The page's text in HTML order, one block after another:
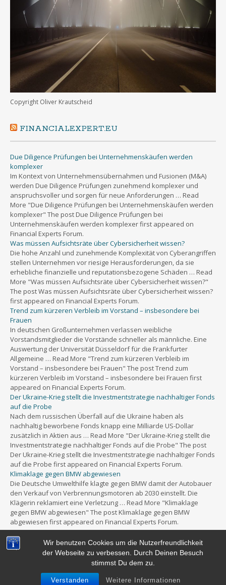
Wir benutzen Cookies um die Nutzerfreundlichkeit
der Webseite zu verbessen. Durch Deinen Besuch
stimmst Du dem zu.
Verstanden Weitere Informationen
Copyright Oliver Krautscheid
FINANCIALEXPERT.EU
Due Diligence Prüfungen bei Unternehmenskäufen werden
komplexer
Im Kontext von Unternehmensübernahmen und Fusionen (M&A)
werden Due Diligence Prüfungen zunehmend komplexer und
anspruchsvoller und sorgen für neue Anforderungen … Read
More "Due Diligence Prüfungen bei Unternehmenskäufen werden
komplexer" The post Due Diligence Prüfungen bei
Unternehmenskäufen werden komplexer first appeared on
Financial Experts Forum.
Was müssen Aufsichtsräte über Cybersicherheit wissen?
Die hohe Anzahl und zunehmende Komplexität von Cyberangriffen
stellen Unternehmen vor riesige Herausforderungen, da sie
erhebliche finanzielle und reputationsbezogene Schäden … Read
More "Was müssen Aufsichtsräte über Cybersicherheit wissen?"
The post Was müssen Aufsichtsräte über Cybersicherheit wissen?
first appeared on Financial Experts Forum.
Trend zum kürzeren Verbleib im Vorstand – insbesondere bei
Frauen
In deutschen Großunternehmen verlassen weibliche
Vorstandsmitglieder die Vorstände schneller als männliche. Eine
Auswertung der Universität Düsseldorf für die Frankfurter
Allgemeine … Read More "Trend zum kürzeren Verbleib im
Vorstand – insbesondere bei Frauen" The post Trend zum
kürzeren Verbleib im Vorstand – insbesondere bei Frauen first
appeared on Financial Experts Forum.
Der Ukraine-Krieg stellt die Investmentstrategie nachhaltiger Fonds
auf die Probe
Nach dem russischen Überfall auf die Ukraine haben als
nachhaltig beworbene Fonds knapp eine Milliarde US-Dollar
zusätzlich in Aktien aus … Read More "Der Ukraine-Krieg stellt die
Investmentstrategie nachhaltiger Fonds auf die Probe" The post
Der Ukraine-Krieg stellt die Investmentstrategie nachhaltiger Fonds
auf die Probe first appeared on Financial Experts Forum.
Klimaklage gegen BMW abgewiesen
Die Deutsche Umwelthilfe klagte gegen BMW damit der Autobauer
den Verkauf von Verbrennungsmotoren ab 2030 einstellt. Die
Klägerin reklamiert eine Verletzung … Read More "Klimaklage
gegen BMW abgewiesen" The post Klimaklage gegen BMW
abgewiesen first appeared on Financial Experts Forum.
Powered byWordPress&Portfolio.